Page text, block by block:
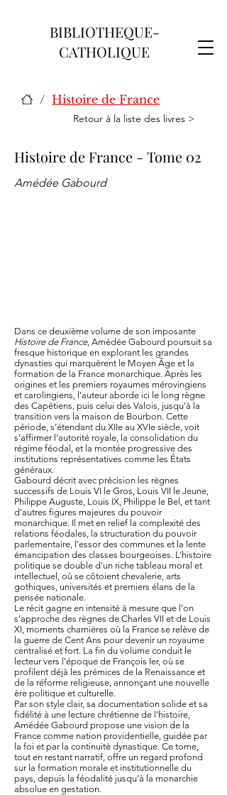
BIBLIOTHEQUE-
CATHOLIQUE
/ Histoire de France
Retour à la liste des livres >
Histoire de France - Tome 02
Amédée Gabourd
Dans ce deuxième volume de son imposante
Histoire de France, Amédée Gabourd poursuit sa
fresque historique en explorant les grandes
dynasties qui marquèrent le Moyen Âge et la
formation de la France monarchique. Après les
origines et les premiers royaumes mérovingiens
et carolingiens, l’auteur aborde ici le long règne
des Capétiens, puis celui des Valois, jusqu’à la
transition vers la maison de Bourbon. Cette
période, s’étendant du XIIe au XVIe siècle, voit
s’affirmer l’autorité royale, la consolidation du
régime féodal, et la montée progressive des
institutions représentatives comme les États
généraux.
Gabourd décrit avec précision les règnes
successifs de Louis VI le Gros, Louis VII le Jeune,
Philippe Auguste, Louis IX, Philippe le Bel, et tant
d’autres figures majeures du pouvoir
monarchique. Il met en relief la complexité des
relations féodales, la structuration du pouvoir
parlementaire, l’essor des communes et la lente
émancipation des classes bourgeoises. L’histoire
politique se double d’un riche tableau moral et
intellectuel, où se côtoient chevalerie, arts
gothiques, universités et premiers élans de la
pensée nationale.
Le récit gagne en intensité à mesure que l’on
s’approche des règnes de Charles VII et de Louis
XI, moments charnières où la France se relève de
la guerre de Cent Ans pour devenir un royaume
centralisé et fort. La fin du volume conduit le
lecteur vers l’époque de François Ier, où se
profilent déjà les prémices de la Renaissance et
de la réforme religieuse, annonçant une nouvelle
ère politique et culturelle.
Par son style clair, sa documentation solide et sa
fidélité à une lecture chrétienne de l’histoire,
Amédée Gabourd propose une vision de la
France comme nation providentielle, guidée par
la foi et par la continuité dynastique. Ce tome,
tout en restant narratif, offre un regard profond
sur la formation morale et institutionnelle du
pays, depuis la féodalité jusqu’à la monarchie
absolue en gestation.